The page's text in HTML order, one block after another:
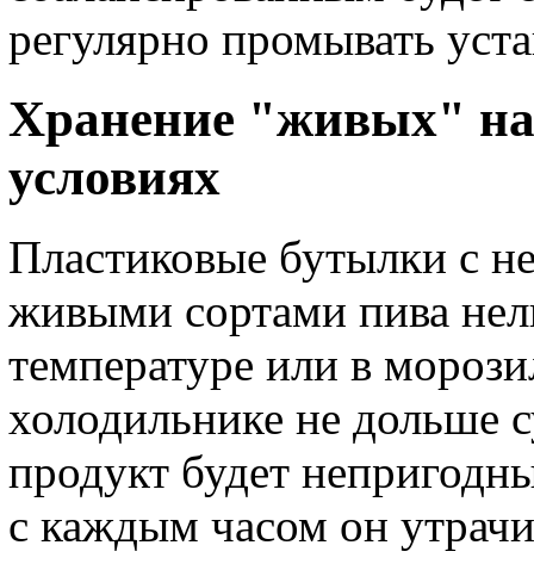
регулярно промывать
Хранение "живых"
условиях
Пластиковые бутылки с
живыми сортами пива
температуре или в
холодильнике не дольше
продукт будет
с каждым часом он